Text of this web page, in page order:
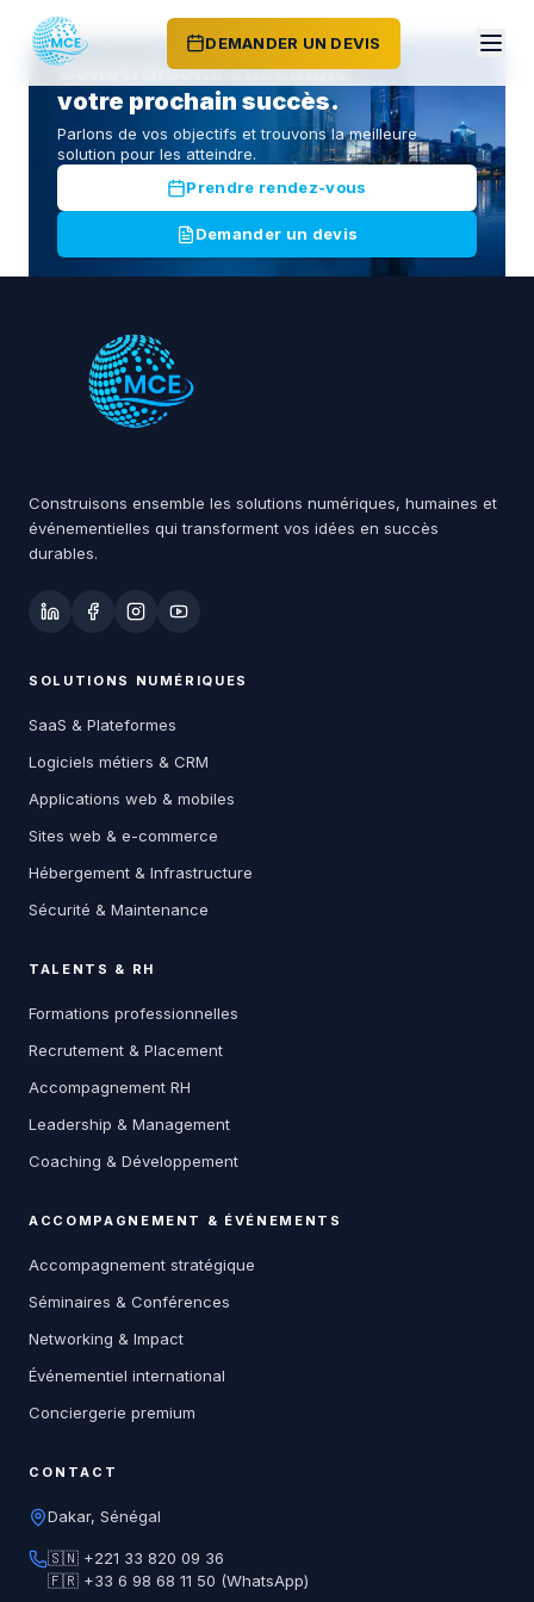
DEMANDER UN DEVIS
Construisons ensemble
votre prochain succès.
Parlons de vos objectifs et trouvons la meilleure
solution pour les atteindre.
Prendre rendez-vous
Demander un devis
Construisons ensemble les solutions numériques, humaines et
événementielles qui transforment vos idées en succès
durables.
SOLUTIONS NUMÉRIQUES
SaaS & Plateformes
Logiciels métiers & CRM
Applications web & mobiles
Sites web & e-commerce
Hébergement & Infrastructure
Sécurité & Maintenance
TALENTS & RH
Formations professionnelles
Recrutement & Placement
Accompagnement RH
Leadership & Management
Coaching & Développement
ACCOMPAGNEMENT & ÉVÉNEMENTS
Accompagnement stratégique
Séminaires & Conférences
Networking & Impact
Événementiel international
Conciergerie premium
CONTACT
Dakar, Sénégal
🇸🇳 +221 33 820 09 36
🇫🇷 +33 6 98 68 11 50 (WhatsApp)